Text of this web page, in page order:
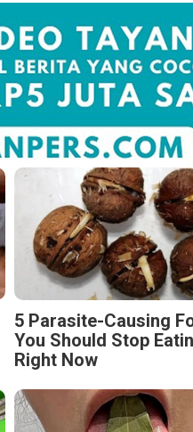
5 Parasite-Causing
You Should Stop
Right Now